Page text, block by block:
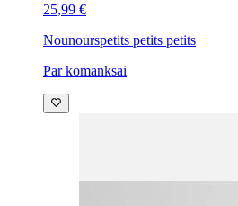
25,99 €
Nounourspetits petits petits
Par komanksai